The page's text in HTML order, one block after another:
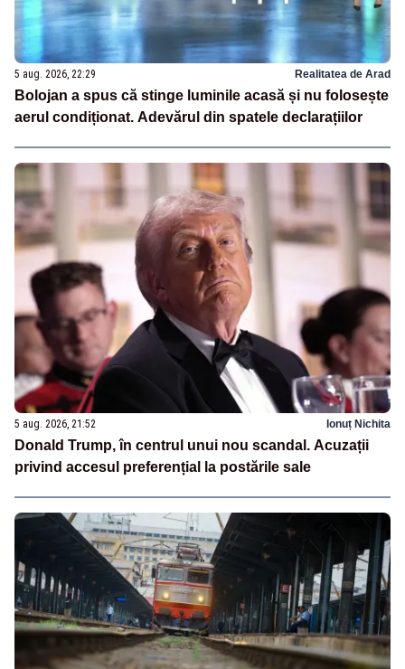
5 aug. 2026, 22:29 Realitatea de Arad
Bolojan a spus că stinge luminile acasă și nu folosește
aerul condiționat. Adevărul din spatele declarațiilor
5 aug. 2026, 21:52 Ionuț Nichita
Donald Trump, în centrul unui nou scandal. Acuzații
privind accesul preferențial la postările sale